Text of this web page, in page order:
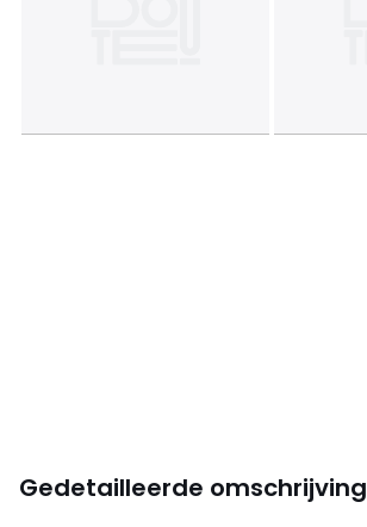
Gedetailleerde omschrijving